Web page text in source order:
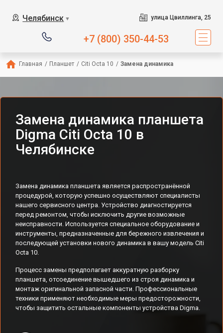
Челябинск ▼ улица Цвиллинга, 25
+7 (800) 350-44-53
Главная / Планшет / Citi Octa 10 / Замена динамика
Замена динамика планшета
Digma Citi Octa 10 в
Челябинске
Замена динамика планшета является распространённой
процедурой, которую успешно осуществляют специалисты
нашего сервисного центра. Устройство диагностируется
перед ремонтом, чтобы исключить другие возможные
неисправности. Используется специальное оборудование и
инструменты, предназначенные для бережного извлечения и
последующей установки нового динамика в вашу модель Citi
Octa 10.
Процесс замены предполагает аккуратную разборку
планшета, отсоединение вышедшего из строя динамика и
монтаж оригинальной запасной части. Профессиональные
техники применяют необходимые меры предосторожности,
чтобы защитить остальные компоненты устройства Digma.